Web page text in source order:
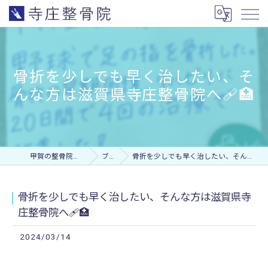
骨折を少しでも早く治したい、そ
んな方は滋賀県寺庄整骨院へ🩹🏥
甲賀の整骨院なら寺庄整骨院 ブログ 骨折を少しでも早く治したい、そんな方は滋賀県寺庄整骨院へ🩹🏥
骨折を少しでも早く治したい、そんな方は滋賀県寺
庄整骨院へ🩹🏥
2024/03/14